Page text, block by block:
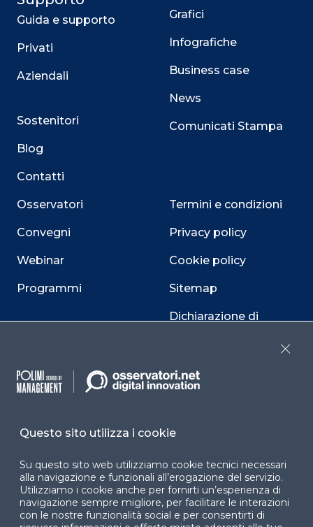
Guida e supporto
Privati
Aziendali
Sostenitori
Blog
Contatti
Osservatori
Convegni
Webinar
Programmi
Grafici
Infografiche
Business case
News
Comunicati Stampa
Termini e condizioni
Privacy policy
Cookie policy
Sitemap
Dichiarazione di
Facebook LinkedIn
YouTube X
Questo sito utilizza i cookie
Su questo sito web utilizziamo cookie tecnici necessari
alla navigazione e funzionali all’erogazione del servizio.
Utilizziamo i cookie anche per fornirti un’esperienza di
navigazione sempre migliore, per facilitare le interazioni
con le nostre funzionalità social e per consentirti di